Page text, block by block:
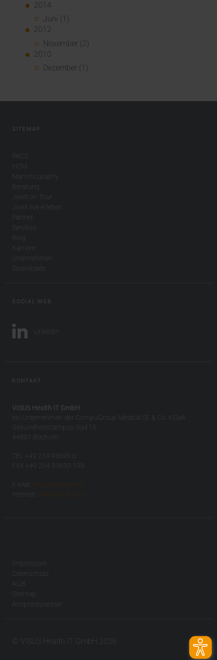
2014
Juni (1)
2012
November (2)
2010
Dezember (1)
SITEMAP
PACS
HCM
Mammography
Beratung
JiveX on Tour
JiveX live erleben
Partner
Services
Blog
Karriere
Unternehmen
Downloads
SOCIAL WEB
LinkedIn
KONTAKT
VISUS Health IT GmbH
ein Unternehmen der CompuGroup Medical SE & Co. KGaA
Gesundheitscampus-Süd 15
44801 Bochum
TEL +49 234 93693-0
FAX +49 234 93693-199
E-Mail:
info(at)visus.com
Internet:
www.visus.com
Impressum
Datenschutz
AGB
Sitemap
Ansprechpartner
© VISUS Health IT GmbH 2026